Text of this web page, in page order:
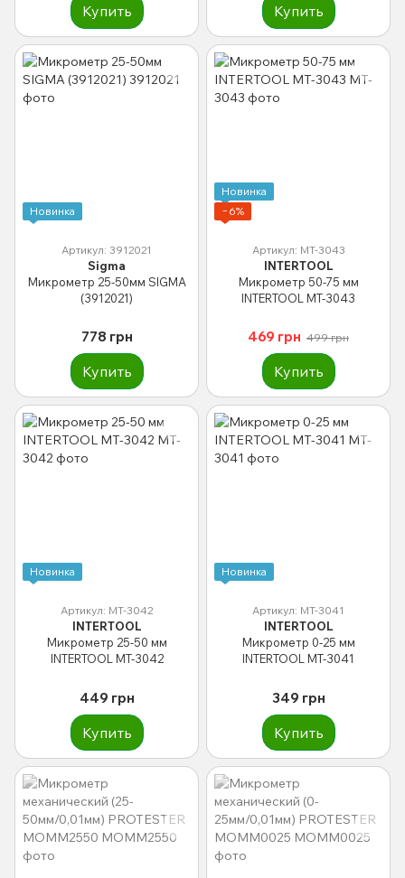
Купить Купить
Новинка
Артикул: 3912021
Sigma
Микрометр 25-50мм SIGMA
(3912021)
778 грн
Купить
Новинка
−6%
Артикул: MT-3043
INTERTOOL
Микрометр 50-75 мм
INTERTOOL MT-3043
469 грн 499 грн
Купить
Новинка
Артикул: MT-3042
INTERTOOL
Микрометр 25-50 мм
INTERTOOL MT-3042
449 грн
Купить
Новинка
Артикул: MT-3041
INTERTOOL
Микрометр 0-25 мм
INTERTOOL MT-3041
349 грн
Купить